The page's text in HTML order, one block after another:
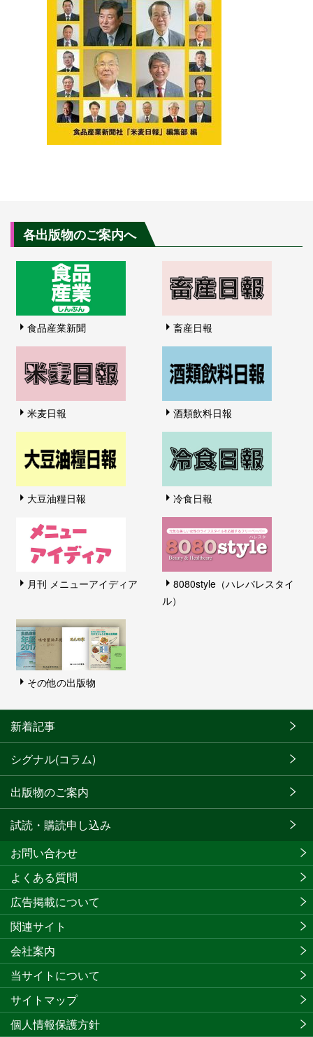
各出版物のご案内へ
食品産業新聞 畜産日報
米麦日報 酒類飲料日報
大豆油糧日報 冷食日報
月刊 メニューアイディア
8080style（ハレバレスタイ
ル）
その他の出版物
新着記事
シグナル(コラム)
出版物のご案内
試読・購読申し込み
お問い合わせ
よくある質問
広告掲載について
関連サイト
会社案内
当サイトについて
サイトマップ
個人情報保護方針